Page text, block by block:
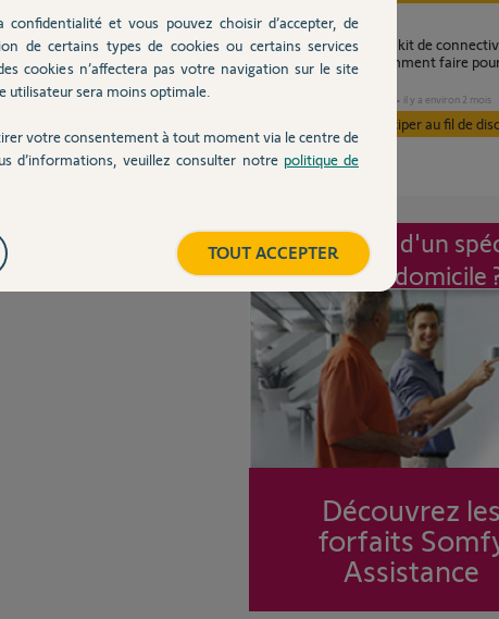
votre question
Suite remplacement kit de connectivité par
Tahoma switch, comment faire
mes volets ?
il y a environ 2 mois
Participer au fil de
Intervention d'un
à mon domicile
Découvrez les
forfaits
Assistance
et vous pouvez choisir d’accepter, de
de certains types de cookies ou certains services
cookies n’affectera pas votre navigation sur le site
utilisateur sera moins optimale.
votre consentement à tout moment via le centre de
d’informations, veuillez consulter notre politique de
TOUT ACCEPTER